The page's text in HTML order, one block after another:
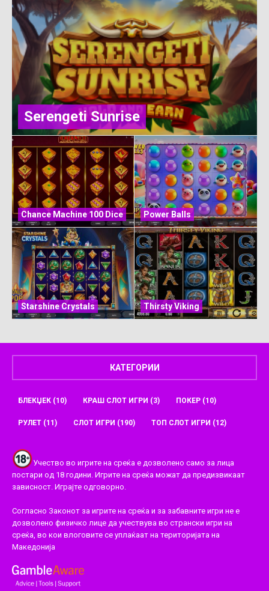
Serengeti Sunrise
Chance Machine 100 Dice Power Balls
Starshine Crystals Thirsty Viking
КАТЕГОРИИ
БЛЕКЏЕК (10) КРАШ СЛОТ ИГРИ (3) ПОКЕР (10)
РУЛЕТ (11) СЛОТ ИГРИ (190) ТОП СЛОТ ИГРИ (12)
Учество во игрите на среќа е дозволено само за лица
постари од 18 години. Игрите на среќа можат да предизвикаат
зависност. Играјте одговорно.
Согласно Законот за игрите на среќа и за забавните игри не е
дозволено физичко лице да учествува во странски игри на
среќа, во кои влоговите се уплаќаат на територијата на
Македонија